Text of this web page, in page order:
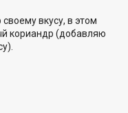
вкусу, в этом
кориандр (добавляю